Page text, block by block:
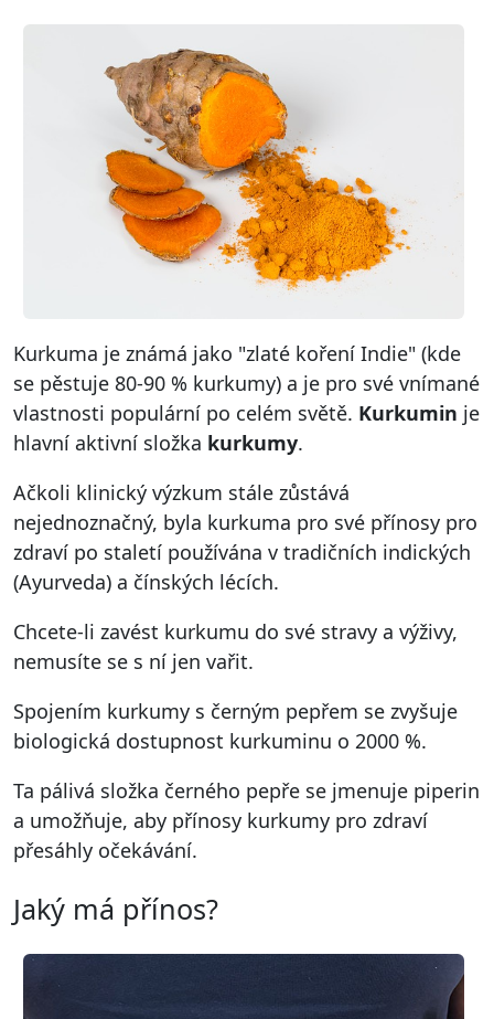
Kurkuma je známá jako "zlaté koření Indie" (kde
se pěstuje 80-90 % kurkumy) a je pro své vnímané
vlastnosti populární po celém světě. Kurkumin je
hlavní aktivní složka kurkumy.
Ačkoli klinický výzkum stále zůstává
nejednoznačný, byla kurkuma pro své přínosy pro
zdraví po staletí používána v tradičních indických
(Ayurveda) a čínských lécích.
Chcete-li zavést kurkumu do své stravy a výživy,
nemusíte se s ní jen vařit.
Spojením kurkumy s černým pepřem se zvyšuje
biologická dostupnost kurkuminu o 2000 %.
Ta pálivá složka černého pepře se jmenuje piperin
a umožňuje, aby přínosy kurkumy pro zdraví
přesáhly očekávání.
Jaký má přínos?